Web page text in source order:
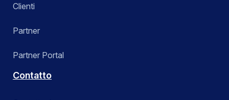
Clienti
Partner
Partner Portal
Contatto